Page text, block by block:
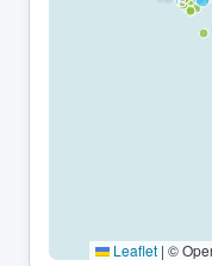
Leaflet | ©